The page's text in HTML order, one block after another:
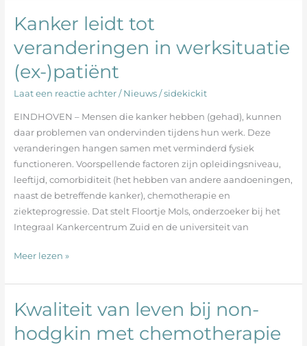
Kanker leidt tot
veranderingen in werksituatie
(ex-)patiënt
Laat een reactie achter / Nieuws/sidekickit
EINDHOVEN – Mensen die kanker hebben (gehad), kunnen
daar problemen van ondervinden tijdens hun werk. Deze
veranderingen hangen samen met verminderd fysiek
functioneren. Voorspellende factoren zijn opleidingsniveau,
leeftijd, comorbiditeit (het hebben van andere aandoeningen,
naast de betreffende kanker), chemotherapie en
ziekteprogressie. Dat stelt Floortje Mols, onderzoeker bij het
Integraal Kankercentrum Zuid en de universiteit van
Kanker
tot
veranderingen
in
werksituatie
(ex-)patiënt
Meer lezen »
Kwaliteit van leven bij non-
hodgkin met chemotherapie
Kwaliteit
leven